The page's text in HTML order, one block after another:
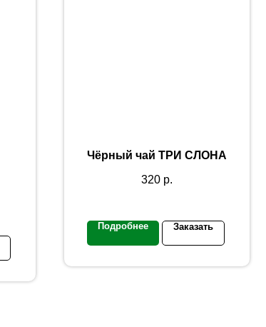
Чёрный чай ТРИ СЛОНА
320 р.
Подробнее Заказать